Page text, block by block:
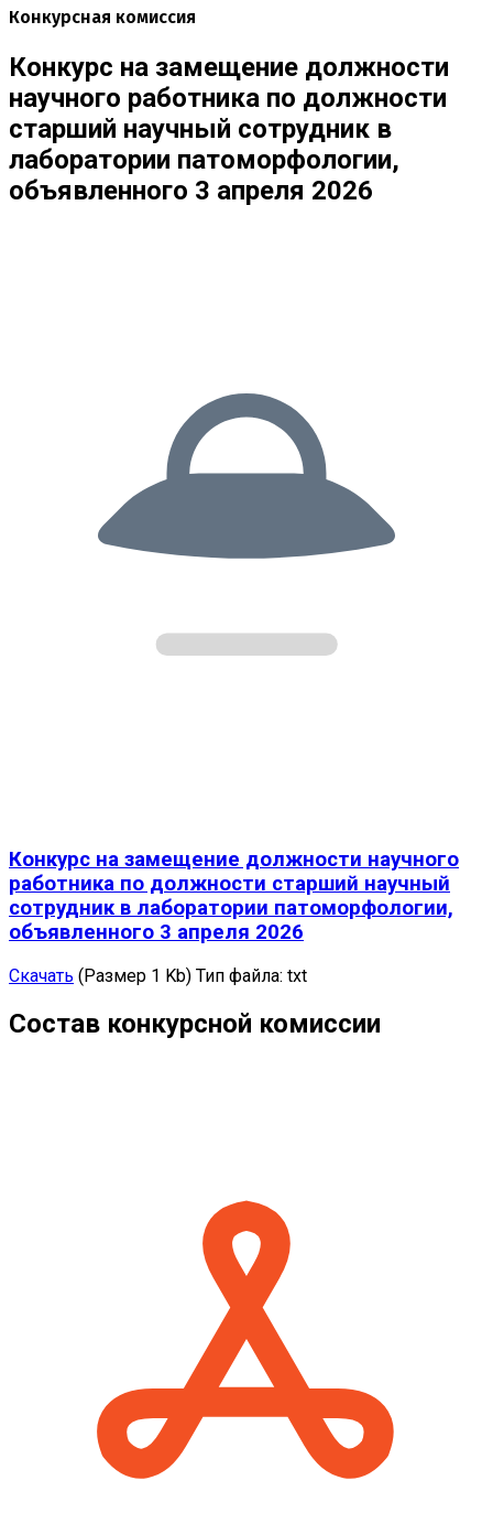
Конкурсная комиссия
Конкурс на замещение должности
научного работника по должности
старший научный сотрудник в
лаборатории патоморфологии,
объявленного 3 апреля 2026
Конкурс на замещение должности научного
работника по должности старший научный
сотрудник в лаборатории патоморфологии,
объявленного 3 апреля 2026
Скачать (Размер 1 Kb) Тип файла: txt
Состав конкурсной комиссии